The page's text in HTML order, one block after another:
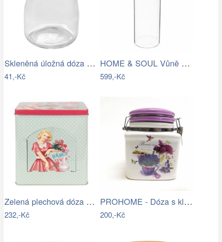
Skleněná úložná dóza s korkovým víčkem…
41,-Kč
HOME & SOUL Vůně do bytu ve spreji…
599,-Kč
Zelená plechová dóza s víkem a otvorem…
232,-Kč
PROHOME - Dóza s klipem Levandule
200,-Kč